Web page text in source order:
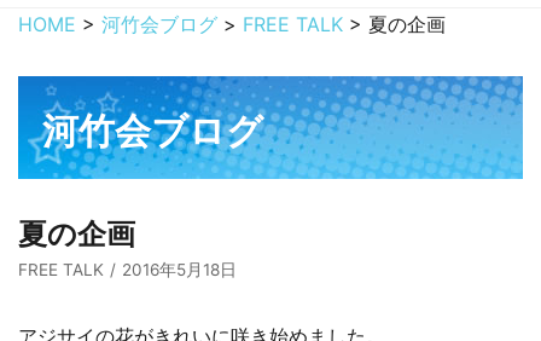
に
キ
プ
HOME
新着情報
□ お知らせ
河竹会について
□ 河竹会について
□ 小学部
HOME > 河竹会ブログ > FREE TALK > 夏の企画
河竹会ブログ
夏の企画
FREE TALK 2016年5月18日
アジサイの花がきれいに咲き始めました。